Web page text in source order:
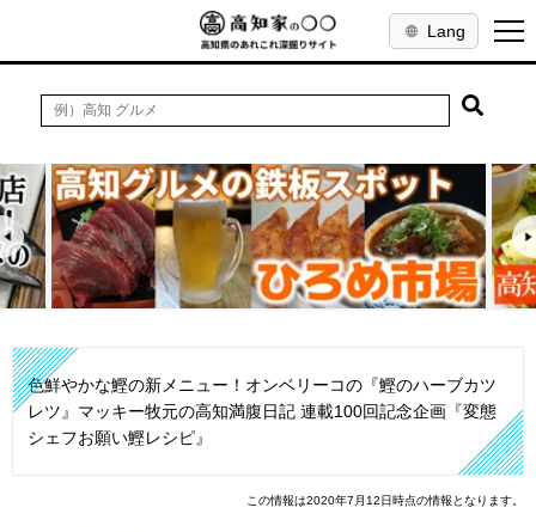
Lang
色鮮やかな鰹の新メニュー！オンベリーコの『鰹のハーブカツ
レツ』マッキー牧元の高知満腹日記 連載100回記念企画『変態
シェフお願い鰹レシピ』
この情報は2020年7月12日時点の情報となります。